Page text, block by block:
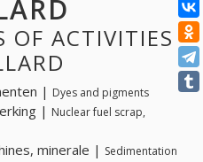
OF ACTIVITIES
| Dyes and pigments
| Nuclear fuel scrap,
minerale | Sedimentation